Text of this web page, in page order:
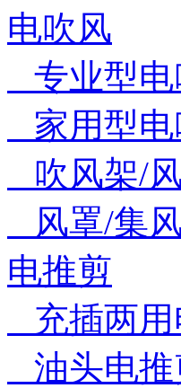
电吹风
专业型电
家用型电
吹风架/
风罩/集
电推剪
充插两用
油头电推